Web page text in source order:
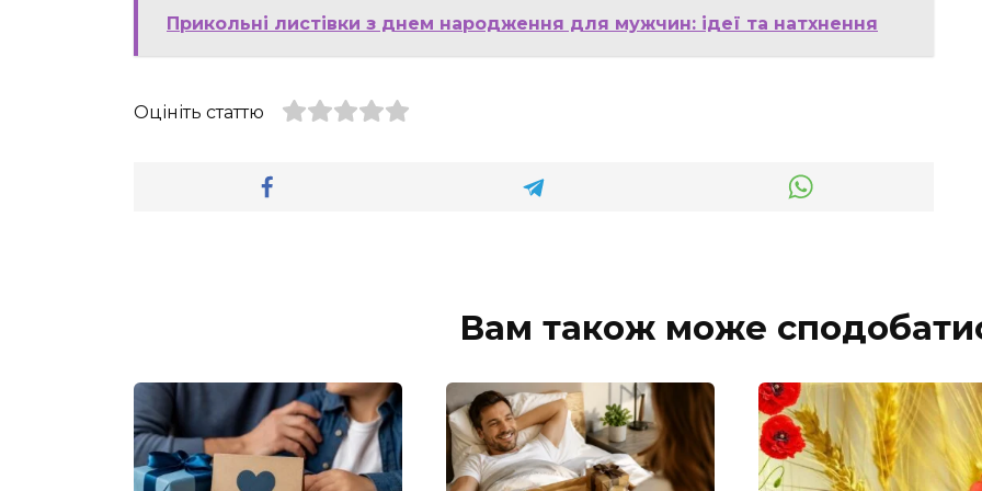
Прикольні листівки з днем народження для мужчин: ідеї та натхнення
Оцініть статтю
Вам також може